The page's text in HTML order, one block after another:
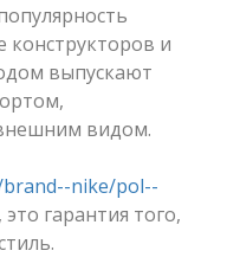
конструкторов и
выпускают
видом.
nike/pol--
гарантия того,